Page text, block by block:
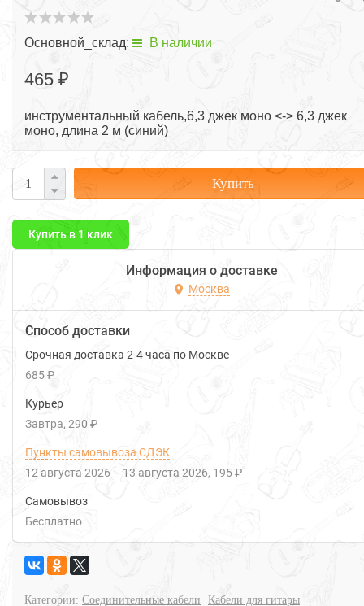
Основной_склад: В наличии
465 ₽
инструментальный кабель,6,3 джек моно <-> 6,3 джек
моно, длина 2 м (синий)
Купить
Купить в 1 клик
Информация о доставке
Москва
Способ доставки
Срочная доставка 2-4 часа по Москве
685 ₽
Курьер
Завтра 290 ₽
Пункты самовывоза СДЭК
12 августа 2026 – 13 августа 2026 195 ₽
Самовывоз
Бесплатно
Категории: Соединительные кабели Кабели для гитары